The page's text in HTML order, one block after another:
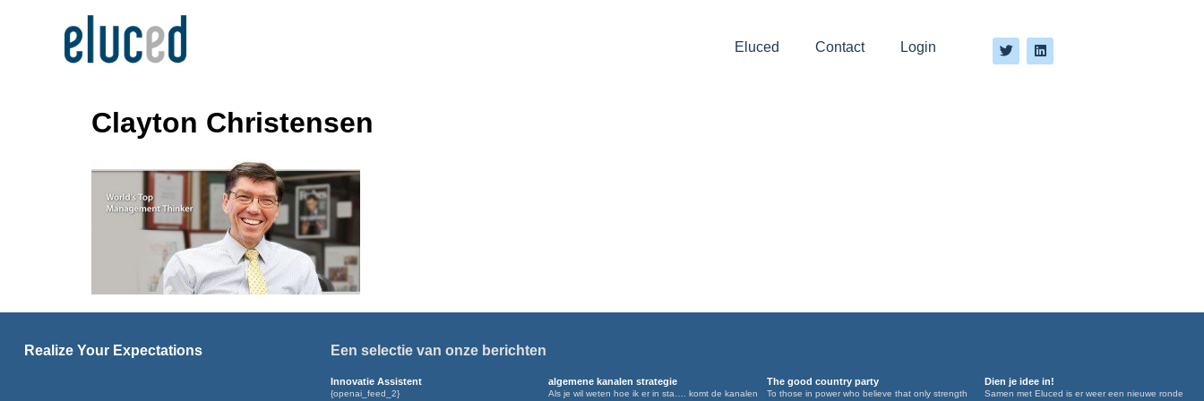
Eluced Contact Login
Clayton Christensen
Realize Your Expectations Een selectie van onze berichten
Innovatie Assistent
{openai_feed_2}
algemene kanalen strategie
Als je wil weten hoe ik er in sta…. komt de kanalen
The good country party
To those in power who believe that only strength
Dien je idee in!
Samen met Eluced is er weer een nieuwe ronde